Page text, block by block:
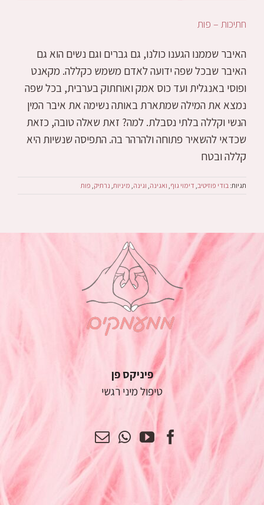
חתיכות – פות
האיבר שממנו הגענו כולנו, גם גברים וגם נשים הוא גם
האיבר שבכל שפה ידועה לאדם משמש כקללה. מקאנט
ופוסי באנגלית ועד כוס אמק ואוחתוק בערבית, בכל שפה
נמצא את המילה שמתארת באותה נשימה את איבר המין
הנשי וקללה בלתי נסבלת. למה? זאת שאלה טובה, כזאת
שכדאי להשאיר פתוחה ולהרהר בה. התפיסה שנשיות היא
קללה ובטח
תגיות: בודי פוזיטיב, דימוי גוף, ואגינה, וגינה, מיניות, נרתיק, פות
פיניקס פן
טיפול מיני רגשי